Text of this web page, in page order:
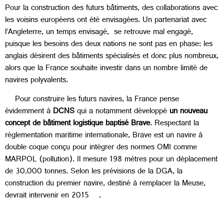
Pour la construction des futurs bâtiments, des collaborations avec
les voisins européens ont été envisagées. Un partenariat avec
l’Angleterre, un temps envisagé, se retrouve mal engagé,
puisque les besoins des deux nations ne sont pas en phase: les
anglais désirent des bâtiments spécialisés et donc plus nombreux,
alors que la France souhaite investir dans un nombre limité de
navires polyvalents.
Pour construire les futurs navires, la France pense
évidemment àDCNSqui a notamment développéun nouveau
concept de bâtiment logistique baptisé Brave. Respectant la
réglementation maritime internationale, Brave est un navire à
double coque conçu pour intégrer des normes OMI comme
MARPOL (pollution). Il mesure 198 mètres pour un déplacement
de 30.000 tonnes. Selon les prévisions de la DGA, la
construction du premier navire, destiné à remplacer la Meuse,
devrait intervenir en 2015 .